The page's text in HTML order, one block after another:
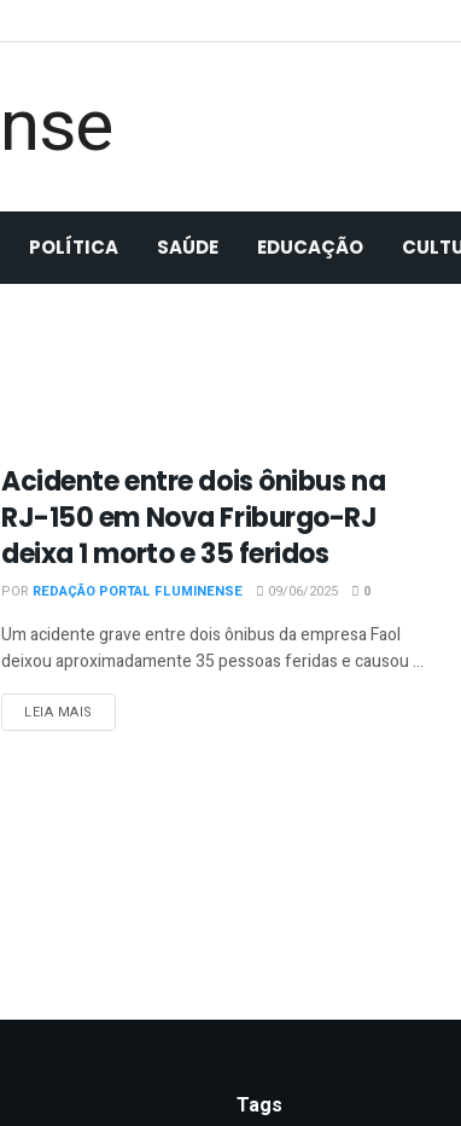
POLÍTICA SAÚDE EDUCAÇÃO
Acidente entre dois ônibus na
RJ-150 em Nova Friburgo-RJ
deixa 1 morto e 35 feridos
POR REDAÇÃO PORTAL FLUMINENSE 09/06/2025 0
Um acidente grave entre dois ônibus da empresa Faol
deixou aproximadamente 35 pessoas feridas e causou ...
LEIA MAIS
Tags